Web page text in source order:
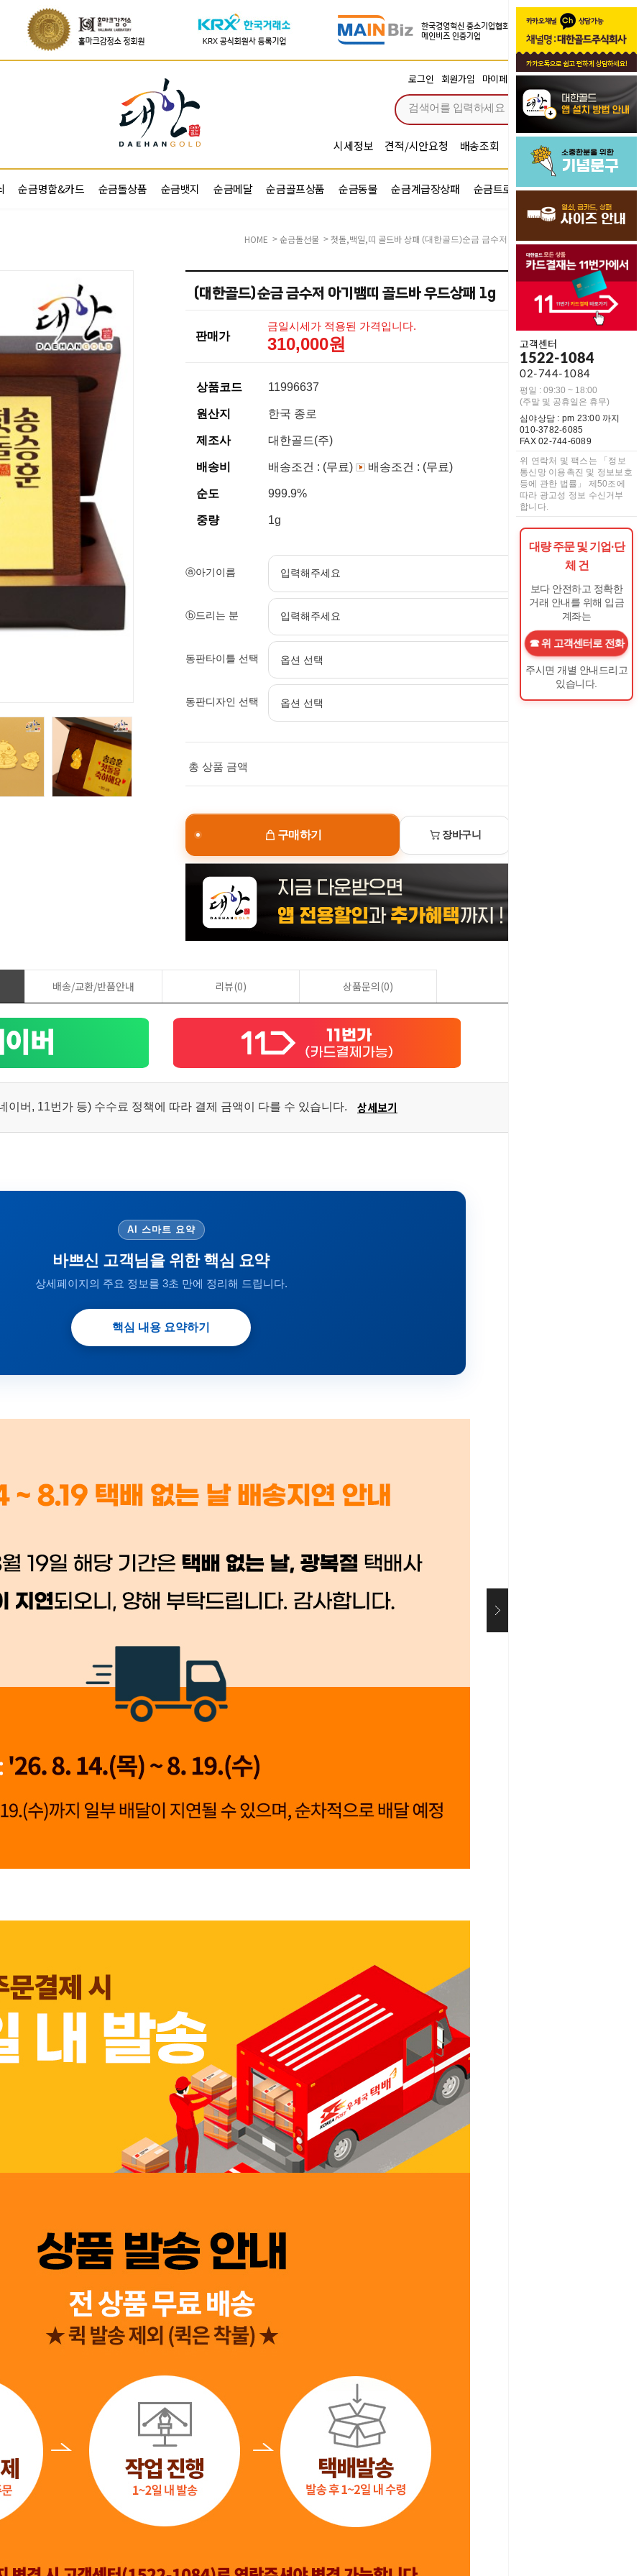
로그인 회원가입 마이페이지 주문조회 장바구니 0
시세정보 견적/시안요청 배송조회 시안확인 기념문구예문
순금명함&카드 순금돌상품 순금뱃지 순금메달 순금골프상품 순금동물 순금계급장상패 순금트로피 순금기업반지
고객센터
1522-1084
02-744-1084
평일 : 09:30 ~ 18:00
(주말 및 공휴일은 휴무)
심야상담 : pm 23:00 까지
010-3782-6085
FAX 02-744-6089
위 연락처 및 팩스는 「정보
통신망 이용촉진 및 정보보호
등에 관한 법률」 제50조에
따라 광고성 정보 수신거부
합니다.
대량 주문 및 기업·단
체 건
보다 안전하고 정확한
거래 안내를 위해 입금
계좌는
위 고객센터로 전화
주시면 개별 안내드리고
있습니다.
HOME > 순금돌선물 > 첫돌,백일,띠 골드바 상패 (대한골드)순금 금수저 아기뱀띠 골드바 우드상패 1g
(대한골드)순금 금수저 아기뱀띠 골드바 우드상패 1g
판매가
금일시세가 적용된 가격입니다.
310,000원
상품코드 11996637
원산지 한국 종로
제조사 대한골드(주)
배송비 배송조건 : (무료) 배송조건 : (무료)
순도 999.9%
중량 1g
ⓐ아기이름
ⓑ드리는 분
동판타이틀 선택
동판디자인 선택
총 상품 금액
구매하기 장바구니
배송/교환/반품안내 리뷰(0) 상품문의(0)
이버, 11번가 등) 수수료 정책에 따라 결제 금액이 다를 수 있습니다. 상세보기
AI 스마트 요약
바쁘신 고객님을 위한 핵심 요약
상세페이지의 주요 정보를 3초 만에 정리해 드립니다.
핵심 내용 요약하기
👍 네, 도움 됐어요 👎 아뇨, 아쉬워요